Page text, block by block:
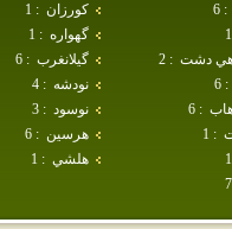
:
6 كورزان :
1
1 گهواره :
1
دشت :
2 گيلانغرب :
6
:
6 نودشه :
4
:
6 نوسود :
3
:
1 هرسين :
6
1 هلشي :
1
7